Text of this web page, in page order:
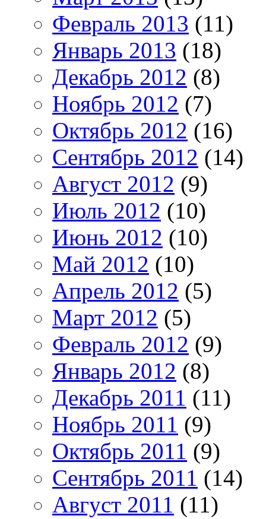
Февраль 2013 (11)
Январь 2013 (18)
Декабрь 2012 (8)
Ноябрь 2012 (7)
Октябрь 2012 (16)
Сентябрь 2012 (14)
Август 2012 (9)
Июль 2012 (10)
Июнь 2012 (10)
Май 2012 (10)
Апрель 2012 (5)
Март 2012 (5)
Февраль 2012 (9)
Январь 2012 (8)
Декабрь 2011 (11)
Ноябрь 2011 (9)
Октябрь 2011 (9)
Сентябрь 2011 (14)
Август 2011 (11)